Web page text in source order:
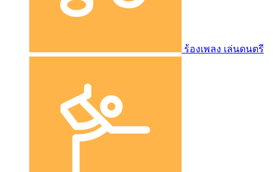
ร้องเพลง เล่นดนตรี